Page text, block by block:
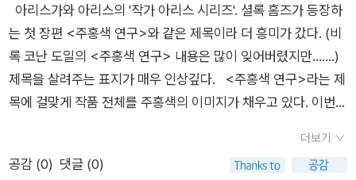
에서 더 두드러진다. 아무래도 뒤의 작품이고 시리즈 전체를 통틀
어 탐정인 히무라와 화자이자 작가인 아리스 두 명만 중요인물이
니까.학생 아리스 시리즈는 에가미 선배와 화자인 학생 아리스 말
고도 에이토 대학 추리소설연구회(EMC)의 나머지 회원 모치즈
키, 오다, 마리아가 나오니까 아무래도 좀 분산되는 느낌이다. 주
홍색 연구는 '46번째 밀실'과 '절규성 살인사건'이 나온지 거의 3
년만에 나온 작가 아리스 시리즈다. 작가의 열 번째 장편이며 왠
아리스가와 아리스의 '작가 아리스 시리즈'. 셜록 홈즈가 등장하
는 첫 장편 <주홍색 연구>와 같은 제목이라 더 흥미가 갔다. (비
록 코난 도일의 <주홍색 연구> 내용은 많이 잊어버렸지만.......)
제목을 살려주는 표지가 매우 인상깊다. <주홍색 연구>라는 제
목에 걸맞게 작품 전체를 주홍색의 이미지가 채우고 있다. 이번
노을이 내 눈 앞을 확 물들이는 것 같은 기분을 몇 번 느꼈다. 주
홍색이라는 색깔이 작품에 압도적인 느낌을 부여한다. 줄거리 :
더보기
공감 (0) 댓글 (0)